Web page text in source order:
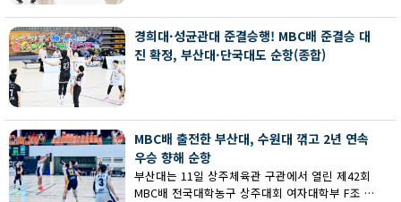
서 부산대에 73-67로 역전승했다.
경희대·성균관대 준결승행! MBC배 준결승 대
진 확정, 부산대·단국대도 순항(종합)
MBC배 출전한 부산대, 수원대 꺾고 2년 연속
우승 향해 순항
부산대는 11일 상주체육관 구관에서 열린 제42회
MBC배 전국대학농구 상주대회 여자대학부 F조 예